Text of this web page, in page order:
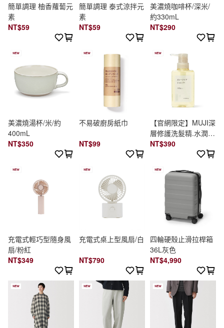
簡單調理 柚香蘿蔔元
素
NT$59
簡單調理 泰式涼拌元
素
NT$59
美濃燒咖啡杯/深米/
約330mL
NT$290
美濃燒湯杯/米/約
400mL
NT$350
不易破廚房紙巾
NT$99
【官網限定】MUJI深
層修護洗髮精.水潤保
濕/400ml
NT$390
充電式輕巧型隨身風
扇/粉紅
NT$349
充電式桌上型風扇/白
NT$790
四輪硬殼止滑拉桿箱
36L灰色
NT$4,990